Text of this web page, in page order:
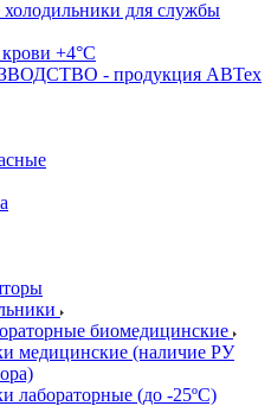
для службы
+4°С
- продукция АВТех
биомедицинские
медицинские (наличие РУ
лабораторные (до -25ºС)